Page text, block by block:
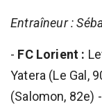
Entraîneur :
- FC Lorient :
Yatera (Le Gal,
(Salomon, 82e)